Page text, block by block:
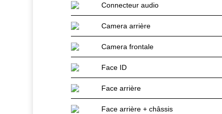
Connecteur audio
Camera arrière
Camera frontale
Face ID
Face arrière
Face arrière + châssis